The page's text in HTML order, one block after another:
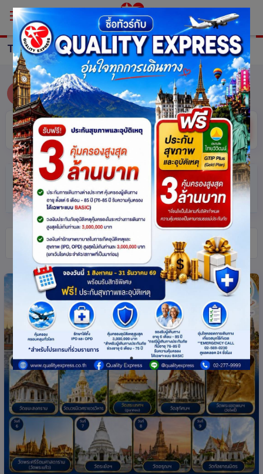
TOUR
ALL ซ่อน
ค้นหา
ตัวกรอง (แตะเพื่อเปิด/ปิด)
ทัวร์